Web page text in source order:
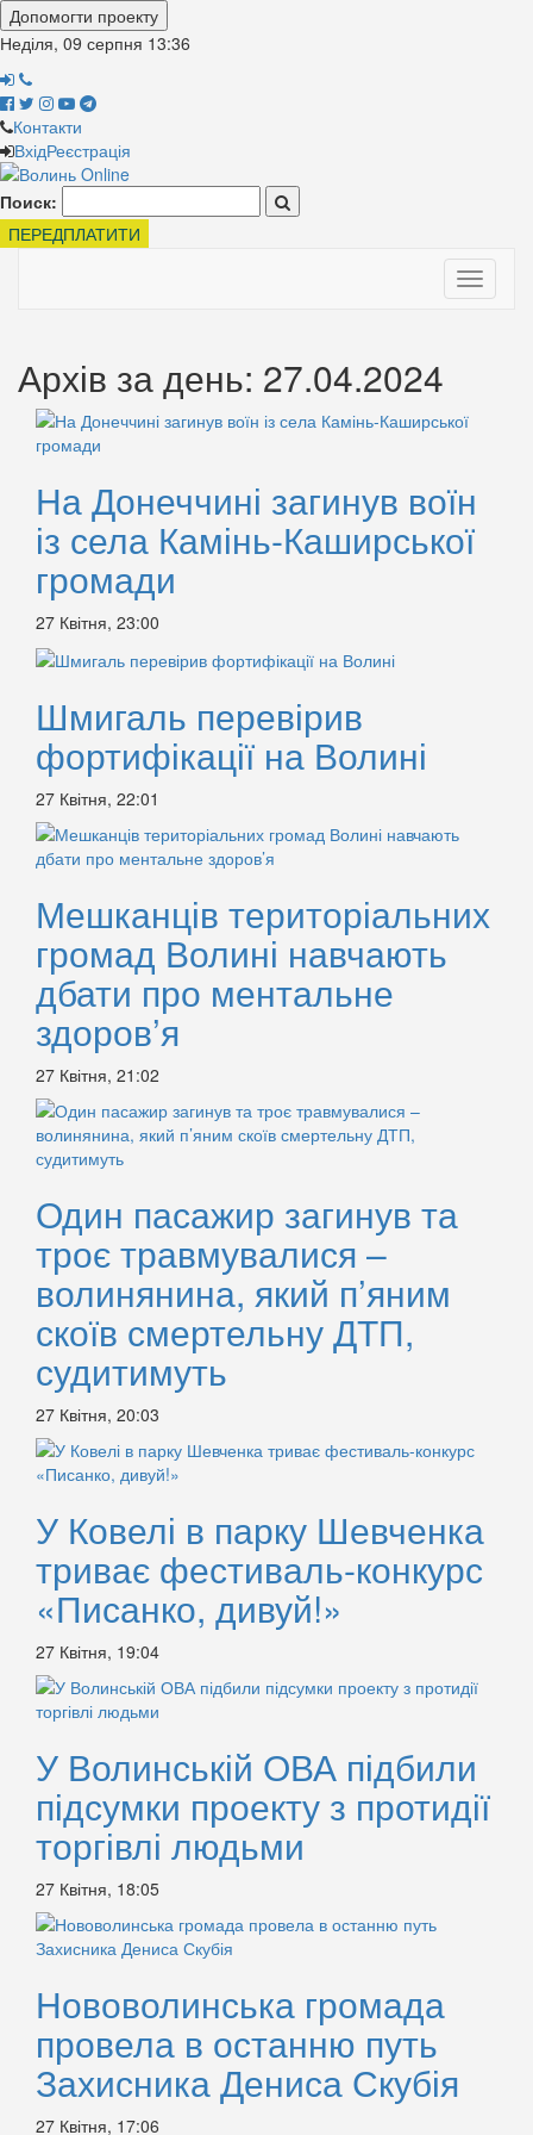
Допомогти проекту
Неділя, 09 серпня 13:36
Контакти
ВхідРеєстрація
Поиск:
ПЕРЕДПЛАТИТИ
Toggle
Архів за день: 27.04.2024
На Донеччині загинув воїн
із села Камінь-Каширської
громади
27 Квітня, 23:00
Шмигаль перевірив
фортифікації на Волині
27 Квітня, 22:01
Мешканців територіальних
громад Волині навчають
дбати про ментальне
здоров’я
27 Квітня, 21:02
Один пасажир загинув та
троє травмувалися –
волинянина, який п’яним
скоїв смертельну ДТП,
судитимуть
27 Квітня, 20:03
У Ковелі в парку Шевченка
триває фестиваль-конкурс
«Писанко, дивуй!»
27 Квітня, 19:04
У Волинській ОВА підбили
підсумки проекту з протидії
торгівлі людьми
27 Квітня, 18:05
Нововолинська громада
провела в останню путь
Захисника Дениса Скубія
27 Квітня, 17:06